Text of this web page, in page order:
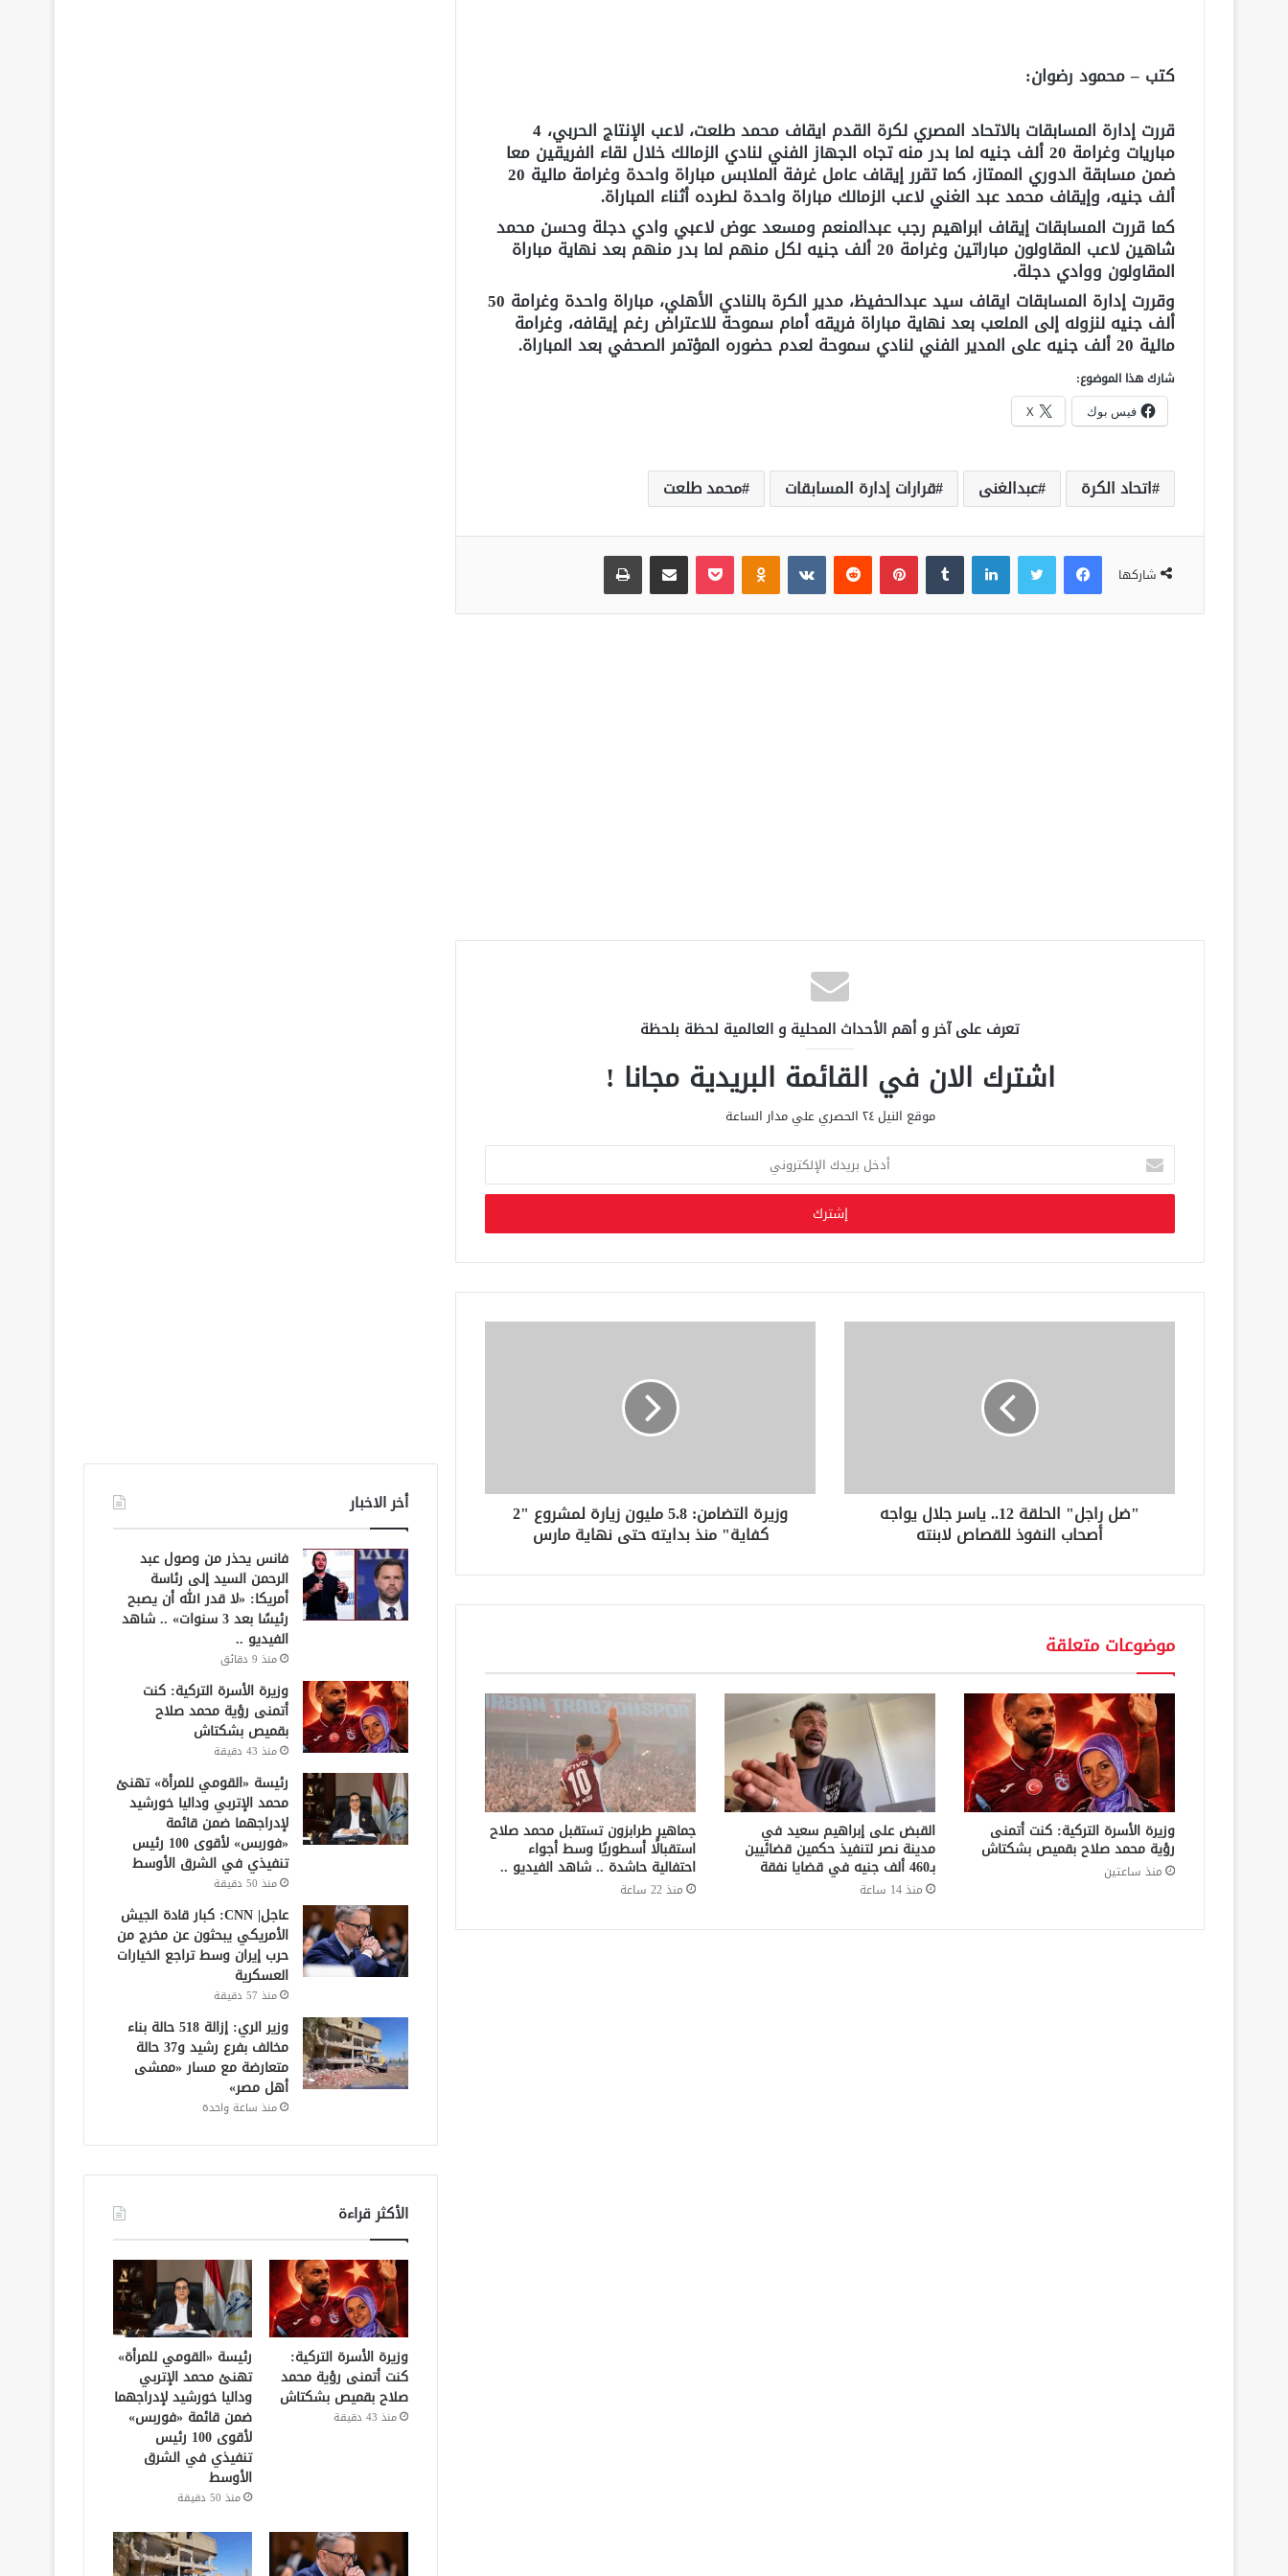
كتب – محمود رضوان:
قررت إدارة المسابقات بالاتحاد المصري لكرة القدم ايقاف محمد طلعت، لاعب الإنتاج الحربي، 4
مباريات وغرامة 20 ألف جنيه لما بدر منه تجاه الجهاز الفني لنادي الزمالك خلال لقاء الفريقين معا
ضمن مسابقة الدوري الممتاز، كما تقرر إيقاف عامل غرفة الملابس مباراة واحدة وغرامة مالية 20
ألف جنيه، وإيقاف محمد عبد الغني لاعب الزمالك مباراة واحدة لطرده أثناء المباراة.
كما قررت المسابقات إيقاف ابراهيم رجب عبدالمنعم ومسعد عوض لاعبي وادي دجلة وحسن محمد
شاهين لاعب المقاولون مباراتين وغرامة 20 ألف جنيه لكل منهم لما بدر منهم بعد نهاية مباراة
المقاولون ووادي دجلة.
وقررت إدارة المسابقات ايقاف سيد عبدالحفيظ، مدير الكرة بالنادي الأهلي، مباراة واحدة وغرامة 50
ألف جنيه لنزوله إلى الملعب بعد نهاية مباراة فريقه أمام سموحة للاعتراض رغم إيقافه، وغرامة
مالية 20 ألف جنيه على المدير الفني لنادي سموحة لعدم حضوره المؤتمر الصحفي بعد المباراة.
شارك هذا الموضوع:
فيس بوك X
اتحاد الكرة عبدالغنى قرارات إدارة المسابقات محمد طلعت
شاركها
فيسبوك لينكدإن بينتيريست بوكيت
تعرف على آخر و أهم الأحداث المحلية و العالمية لحظة بلحظة
اشترك الان في القائمة البريدية مجانا !
موقع النيل ٢٤ الحصري علي مدار الساعة
خ
ب
د
ك
ن
"ضل راجل" الحلقة 12.. ياسر جلال يواجه
أصحاب النفوذ للقصاص لابنته
وزيرة التضامن: 5.8 مليون زيارة لمشروع "2
كفاية" منذ بدايته حتى نهاية مارس
موضوعات متعلقة
وزيرة الأسرة التركية: كنت أتمنى
رؤية محمد صلاح بقميص بشكتاش
منذ ساعتين
القبض على إبراهيم سعيد في
مدينة نصر لتنفيذ حكمين قضائيين
بـ460 ألف جنيه في قضايا نفقة
منذ 14 ساعة
جماهير طرابزون تستقبل محمد صلاح
استقبالًا أسطوريًا وسط أجواء
احتفالية حاشدة .. شاهد الفيديو ..
منذ 22 ساعة
أخر الاخبار
فانس يحذر من وصول عبد
الرحمن السيد إلى رئاسة
أمريكا: «لا قدر الله أن يصبح
رئيسًا بعد 3 سنوات» .. شاهد
الفيديو ..
منذ 9 دقائق
وزيرة الأسرة التركية: كنت
أتمنى رؤية محمد صلاح
بقميص بشكتاش
منذ 43 دقيقة
رئيسة «القومي للمرأة» تهنئ
محمد الإتربي وداليا خورشيد
لإدراجهما ضمن قائمة
«فوربس» لأقوى 100 رئيس
تنفيذي في الشرق الأوسط
منذ 50 دقيقة
عاجل| CNN: كبار قادة الجيش
الأمريكي يبحثون عن مخرج من
حرب إيران وسط تراجع الخيارات
العسكرية
منذ 57 دقيقة
وزير الري: إزالة 518 حالة بناء
مخالف بفرع رشيد و37 حالة
متعارضة مع مسار «ممشى
أهل مصر»
منذ ساعة واحدة
الأكثر قراءة
وزيرة الأسرة التركية:
كنت أتمنى رؤية محمد
صلاح بقميص بشكتاش
منذ 43 دقيقة
رئيسة «القومي للمرأة»
تهنئ محمد الإتربي
وداليا خورشيد لإدراجهما
ضمن قائمة «فوربس»
لأقوى 100 رئيس
تنفيذي في الشرق
الأوسط
منذ 50 دقيقة